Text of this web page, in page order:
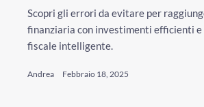
Scopri gli errori da evitare per
finanziaria con investimenti efficienti
fiscale intelligente.
Andrea Febbraio 18, 2025